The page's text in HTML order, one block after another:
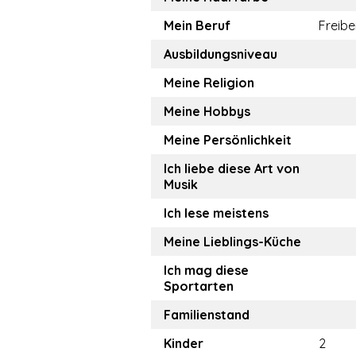
Mein Beruf
Ausbildungsniveau
Meine Religion
Meine Hobbys
Meine Persönlichkeit
Ich liebe diese Art von
Musik
Ich lese meistens
Meine Lieblings-Küche
Ich mag diese
Sportarten
Familienstand
Kinder
2